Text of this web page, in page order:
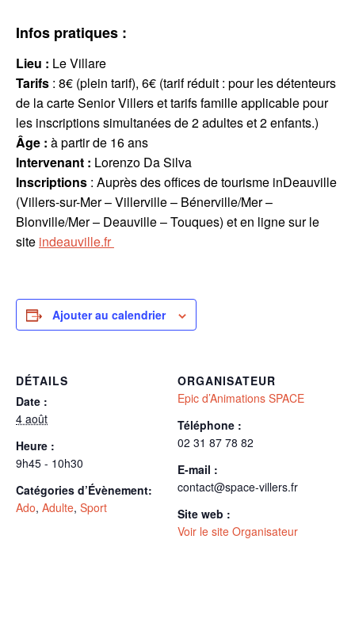
Infos pratiques :
Lieu : Le Villare
Tarifs : 8€ (plein tarif), 6€ (tarif réduit : pour les détenteurs
de la carte Senior Villers et tarifs famille applicable pour
les inscriptions simultanées de 2 adultes et 2 enfants.)
Âge : à partir de 16 ans
Intervenant : Lorenzo Da Silva
Inscriptions : Auprès des offices de tourisme inDeauville
(Villers-sur-Mer – Villerville – Bénerville/Mer –
Blonville/Mer – Deauville – Touques) et en ligne sur le
site indeauville.fr
Ajouter au calendrier
DÉTAILS
Date :
4 août
Heure :
9h45 - 10h30
Catégories d’Évènement:
Ado, Adulte, Sport
ORGANISATEUR
Epic d’Animations SPACE
Téléphone :
02 31 87 78 82
E-mail :
contact@space-villers.fr
Site web :
Voir le site Organisateur